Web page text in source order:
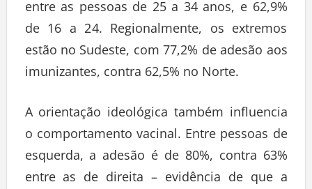
entre as pessoas de 25 a 34 anos, e 62,9%
de 16 a 24. Regionalmente, os extremos
estão no Sudeste, com 77,2% de adesão aos
imunizantes, contra 62,5% no Norte.
A orientação ideológica também influencia
o comportamento vacinal. Entre pessoas de
esquerda, a adesão é de 80%, contra 63%
entre as de direita – evidência de que a